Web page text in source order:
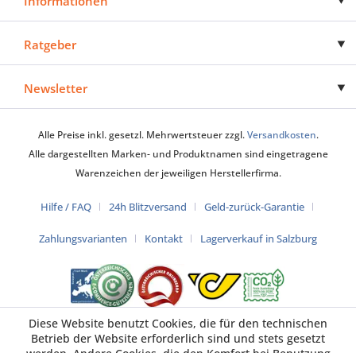
Ratgeber
Newsletter
Alle Preise inkl. gesetzl. Mehrwertsteuer zzgl.Versandkosten.
Alle dargestellten Marken- und Produktnamen sind eingetragene
Warenzeichen der jeweiligen Herstellerfirma.
Hilfe / FAQ 24h Blitzversand Geld-zurück-Garantie
Zahlungsvarianten Kontakt Lagerverkauf in Salzburg
Diese Website benutzt Cookies, die für den technischen
Betrieb der Website erforderlich sind und stets gesetzt